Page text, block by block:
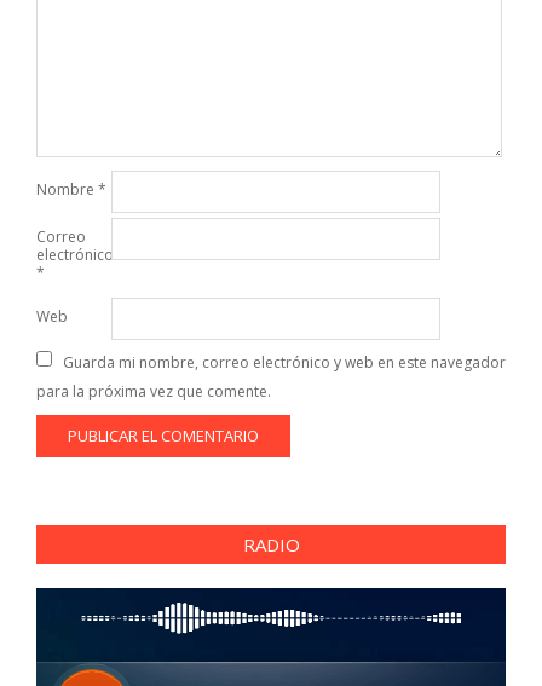
Nombre *
Correo
electrónico
*
Web
Guarda mi nombre, correo electrónico y web en este navegador
para la próxima vez que comente.
RADIO